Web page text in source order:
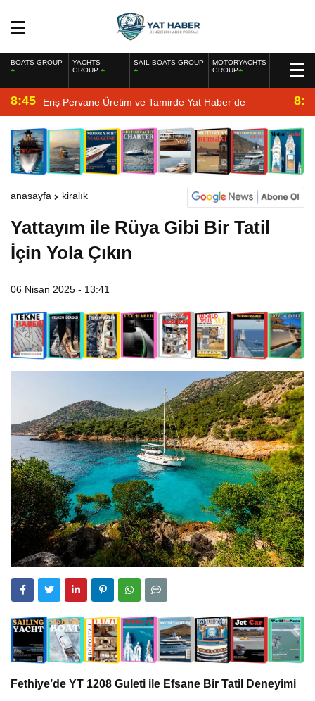
BOATS GROUP
YACHTS
GROUP
SAIL BOATS GROUP
MOTORYACHTS
GROUP
8:45 Eriş Pervane Üretim ve Tamirde Yat Haber’de
anasayfa kiralık
Yattayım ile Rüya Gibi Bir Tatil
İçin Yola Çıkın
06 Nisan 2025 - 13:41
Fethiye’de YT 1208 Guleti ile Efsane Bir Tatil Deneyimi